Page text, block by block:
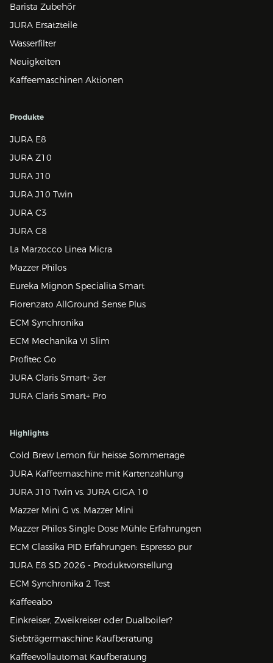
Barista Zubehör
JURA Ersatzteile
Wasserfilter
Neuigkeiten
Kaffeemaschinen Aktionen
Produkte
JURA E8
JURA Z10
JURA J10
JURA J10 Twin
JURA C3
JURA C8
La Marzocco Linea Micra
Mazzer Philos
Eureka Mignon Specialita Smart
Fiorenzato AllGround Sense Plus
ECM Synchronika
ECM Mechanika VI Slim
Profitec Go
JURA Claris Smart+ 3er
JURA Claris Smart+ Pro
Highlights
Cold Brew Lemon für heisse Sommertage
JURA Kaffeemaschine mit Kartenzahlung
JURA J10 Twin vs. JURA GIGA 10
Mazzer Mini G vs. Mazzer Mini
Mazzer Philos Single Dose Mühle Erfahrungen
ECM Classika PID Erfahrungen: Espresso pur
JURA E8 SD 2026 - Produktvorstellung
ECM Synchronika 2 Test
Kaffeeabo
Einkreiser, Zweikreiser oder Dualboiler?
Siebträgermaschine Kaufberatung
Kaffeevollautomat Kaufberatung